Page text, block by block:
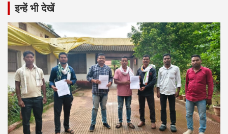
इन्हें भी देखें